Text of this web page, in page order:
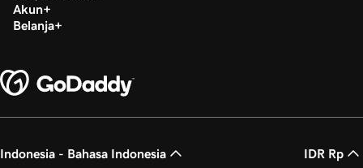
Akun
Belanja
Indonesia - Bahasa Indonesia IDR Rp